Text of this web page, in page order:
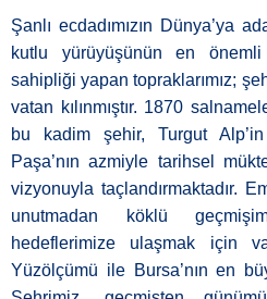
Şanlı ecdadımızın Dünya’ya
kutlu yürüyüşünün en önemli
sahipliği yapan topraklarımız;
vatan kılınmıştır. 1870
bu kadim şehir, Turgut
Paşa’nın azmiyle tarihsel
vizyonuyla taçlandırmaktadır.
unutmadan köklü
hedeflerimize ulaşmak için
Yüzölçümü ile Bursa’nın en